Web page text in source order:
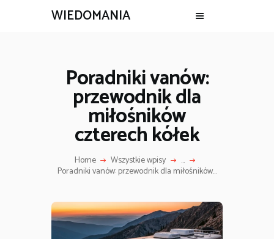
WIEDOMANIA
Poradniki vanów:
przewodnik dla
miłośników
czterech kółek
Home Wszystkie wpisy ...
Poradniki vanów: przewodnik dla miłośników...